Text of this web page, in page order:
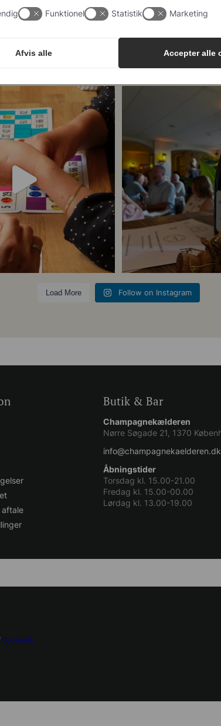
champagne? Nææææ… Kan man
5
Tusind tak til
Load More Follow on Instagram
Butik & Bar
Champagnekælderen
Nørre Søgade 21, 1370
info@champagnekaelderen.dk
Åbningstider
Torsdag kl. 15.00-21.00
Fredag kl. 15.00-00.00
Lørdag kl. 13.00-19.00
we.dk
Funktionel Statistik Marketing
Afvis alle Accepter alle